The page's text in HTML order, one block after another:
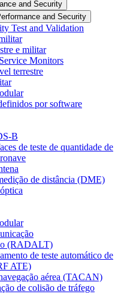
and Security
and Security
Test and Validation
e militar
Monitors
terrestre
por software
B
de teste de quantidade de
de distância (DME)
(RADALT)
de teste automático de
ATE)
aérea (TACAN)
de colisão de tráfego